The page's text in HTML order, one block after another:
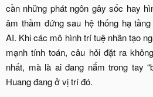
cần những phát ngôn gây sốc hay
âm thầm đứng sau hệ thống hạ
AI. Khi các mô hình trí tuệ nhân tạo
mạnh tính toán, câu hỏi đặt ra
nhất, mà là ai đang nắm trong tay
Huang đang ở vị trí đó.​